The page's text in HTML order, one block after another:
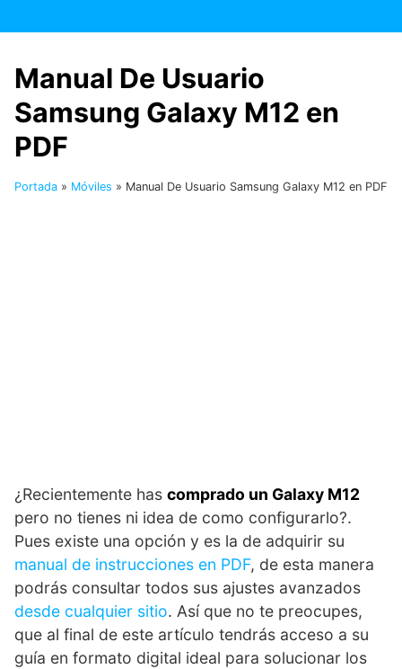
al
Manual De Usuario
Samsung Galaxy M12 en
PDF
Portada » Móviles » Manual De Usuario Samsung Galaxy M12 en PDF
¿Recientemente has comprado un Galaxy M12
pero no tienes ni idea de como configurarlo?.
Pues existe una opción y es la de adquirir su
manual de instrucciones en PDF, de esta manera
podrás consultar todos sus ajustes avanzados
desde cualquier sitio. Así que no te preocupes,
que al final de este artículo tendrás acceso a su
guía en formato digital ideal para solucionar los